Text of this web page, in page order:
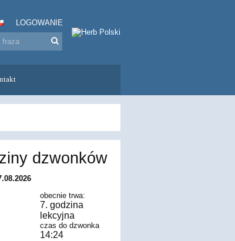
LOGOWANIE
dzwonków
obecnie trwa:
7. godzina
lekcyjna
czas do dzwonka
14:22